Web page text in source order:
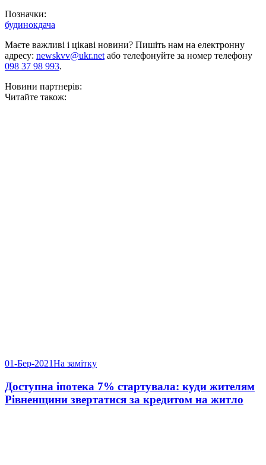
Позначки:
будинокдача
Маєте важливі і цікаві новини? Пишіть нам на електронну
адресу: newskvv@ukr.netабо телефонуйте за номер телефону
098 37 98 993.
Новини партнерів:
Читайте також:
01-Бер-2021На замітку
Доступна іпотека 7% стартувала: куди жителям
Рівненщини звертатися за кредитом на житло